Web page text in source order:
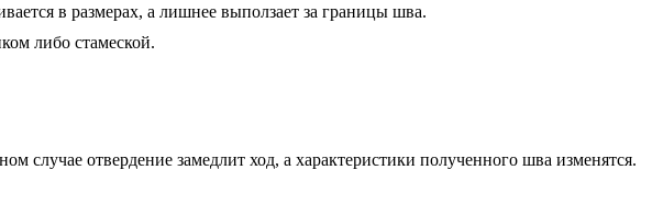
в размерах, а лишнее выползает за границы шва.
либо стамеской.
случае отвердение замедлит ход, а характеристики полученного шва изменятся.